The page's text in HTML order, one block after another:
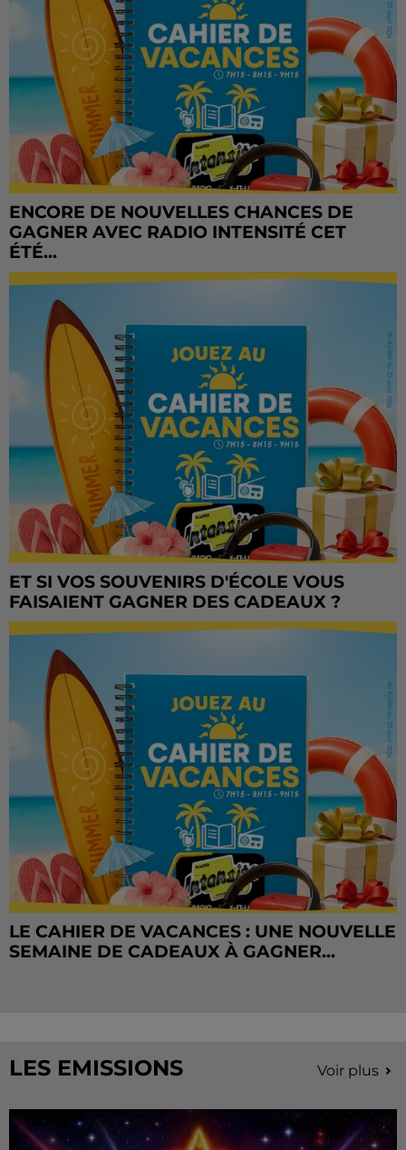
ENCORE DE NOUVELLES CHANCES DE
GAGNER AVEC RADIO INTENSITÉ CET
ÉTÉ...
ET SI VOS SOUVENIRS D'ÉCOLE VOUS
FAISAIENT GAGNER DES CADEAUX ?
LE CAHIER DE VACANCES : UNE NOUVELLE
SEMAINE DE CADEAUX À GAGNER...
LES EMISSIONS Voir plus